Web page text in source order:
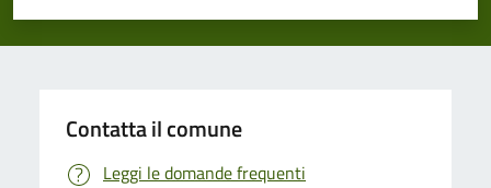
Valuta 5 stelle su 5
Valuta 4 stelle su 5
Valuta 3 stelle su 5
Valuta 2 stelle su 5
Valuta 1 stelle su 5
Contatta il comune
Leggi le domande frequenti